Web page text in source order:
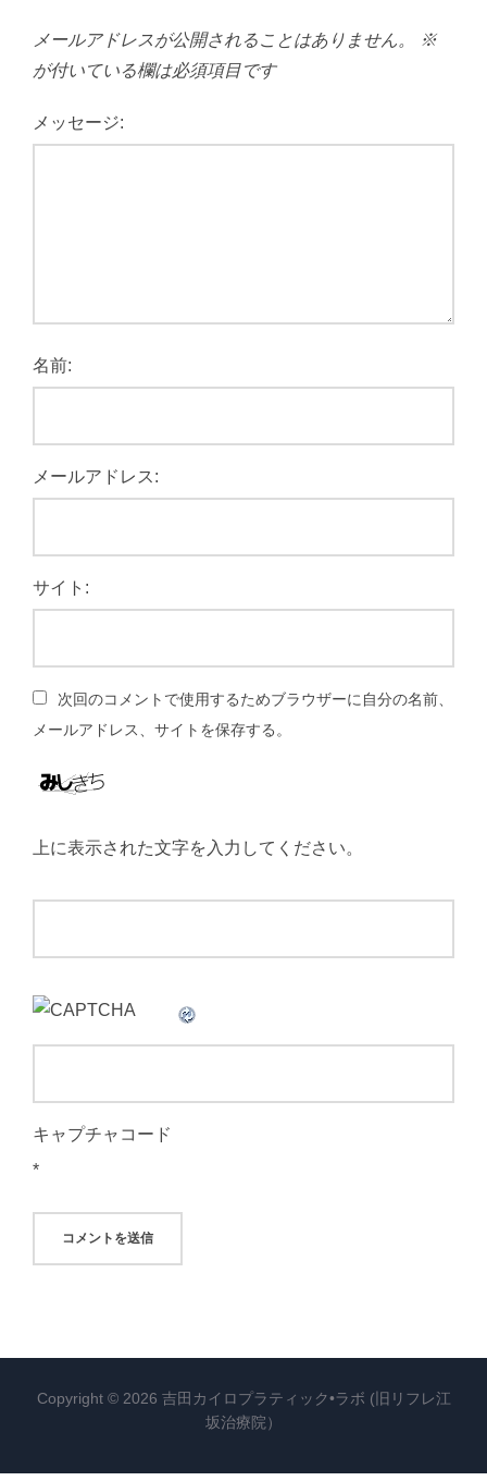
メールアドレスが公開されることはありません。
※
が付いている欄は必須項目です
メッセージ:
名前:
メールアドレス:
サイト:
次回のコメントで使用するためブラウザーに自分の名前、
メールアドレス、サイトを保存する。
上に表示された文字を入力してください。
キャプチャコード
*
Copyright © 2026 吉田カイロプラティック•ラボ (旧リフレ江
坂治療院）